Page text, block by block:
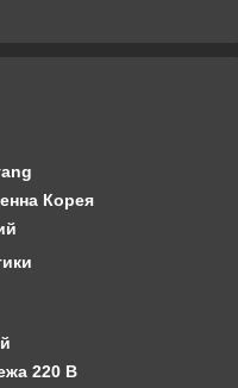
Корея
220 В